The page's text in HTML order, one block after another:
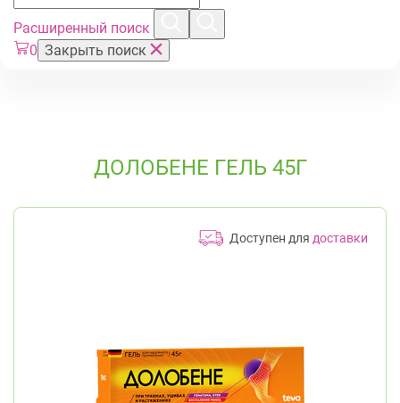
Расширенный поиск
0 Закрыть поиск
ДОЛОБЕНЕ ГЕЛЬ 45Г
Доступен для доставки